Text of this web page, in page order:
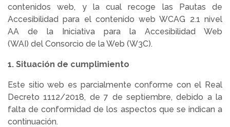
contenidos web, y la cual recoge las Pautas de
Accesibilidad para el contenido web WCAG 2.1 nivel
AA de la Iniciativa para la Accesibilidad Web
(WAI) del Consorcio de la Web (W3C).
1. Situación de cumplimiento
Este sitio web es parcialmente conforme con el Real
Decreto 1112/2018, de 7 de septiembre, debido a la
falta de conformidad de los aspectos que se indican a
continuación.